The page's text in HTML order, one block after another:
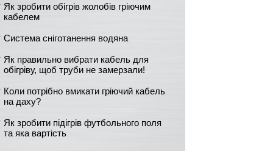
Як зробити обігрів жолобів гріючим
кабелем
Система сніготанення водяна
Як правильно вибрати кабель для
обігріву, щоб труби не замерзали!
Коли потрібно вмикати гріючий кабель
на даху?
Як зробити підігрів футбольного поля
та яка вартість